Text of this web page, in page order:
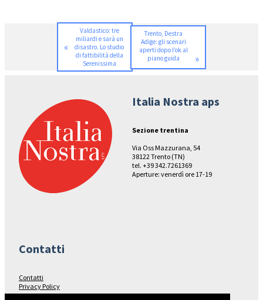
«
Valdastico: tre
miliardi e sarà un
disastro. Lo studio
di fattibilità della
Serenissima
Trento, Destra
Adige: gli scenari
aperti dopo l’ok al
piano guida
»
Italia Nostra aps
Sezione trentina
Via Oss Mazzurana, 54
38122 Trento (TN)
tel. +39 342.7261369
Aperture: venerdì ore 17-19
Contatti
Contatti
Privacy Policy